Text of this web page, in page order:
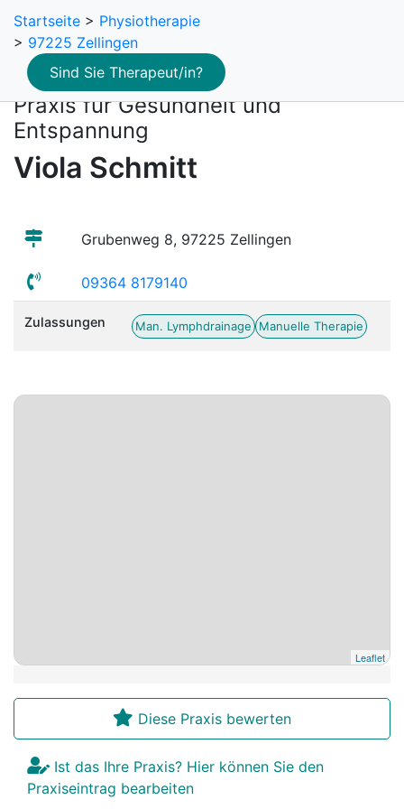
Startseite > Physiotherapie
> 97225 Zellingen
Sind Sie Therapeut/in?
Praxis für Gesundheit und
Entspannung
Viola Schmitt
Grubenweg 8, 97225 Zellingen
09364 8179140
Zulassungen Man. Lymphdrainage Manuelle Therapie
Leaflet
Diese Praxis bewerten
Ist das Ihre Praxis? Hier können Sie den
Praxiseintrag bearbeiten